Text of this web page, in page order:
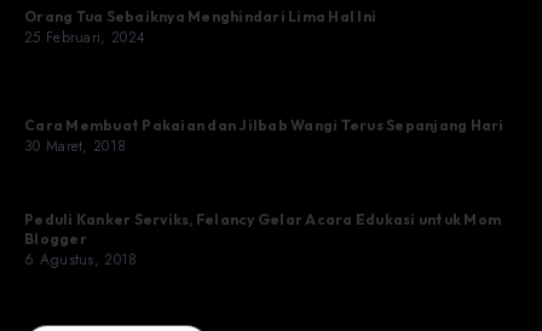
Orang Tua Sebaiknya Menghindari Lima Hal Ini
25 Februari, 2024
Cara Membuat Pakaian dan Jilbab Wangi Terus Sepanjang Hari
30 Maret, 2018
Peduli Kanker Serviks, Felancy Gelar Acara Edukasi untuk Mom
Blogger
6 Agustus, 2018